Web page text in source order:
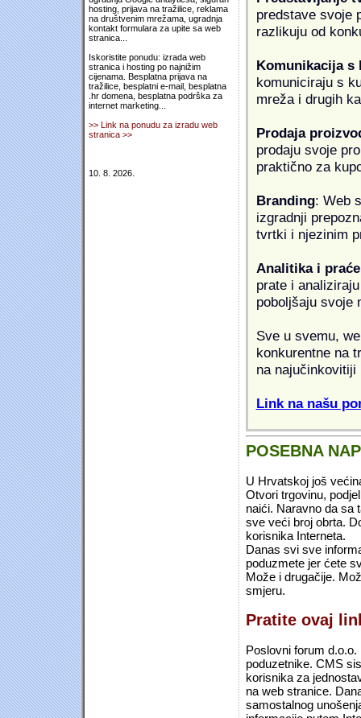
hosting, prijava na tražilice, reklama
na društvenim mrežama, ugradnja
kontakt formulara za upite sa web
stranica...
Iskoristite ponudu: izrada web
stranica i hosting po najnižim
cijenama. Besplatna prijava na
tražilice, besplatni e-mail, besplatna
.hr domena, besplatna podrška za
internet marketing...
>> Link na ponudu za izradu web
stranica >>
10. 8. 2026.
predstave svoje
razlikuju od
Komunikacija s
komuniciraju s
mreža i drugih
Prodaja
prodaju svoje
praktično za
Branding: Web
izgradnji
tvrtki i njezinim
Analitika i
prate i
poboljšaju svoje
Sve u svemu,
konkurentne na
na najučinkovitiji
Link na našu
POSEBNA
U Hrvatskoj još
Otvori trgovinu,
naići. Naravno da sa
sve veći broj obrta.
korisnika Interneta.
Danas svi sve
poduzmete jer ćete
Može i drugačije.
smjeru.
Pratite ovaj
Poslovni forum
poduzetnike. CMS
korisnika za
na web stranice.
samostalnog